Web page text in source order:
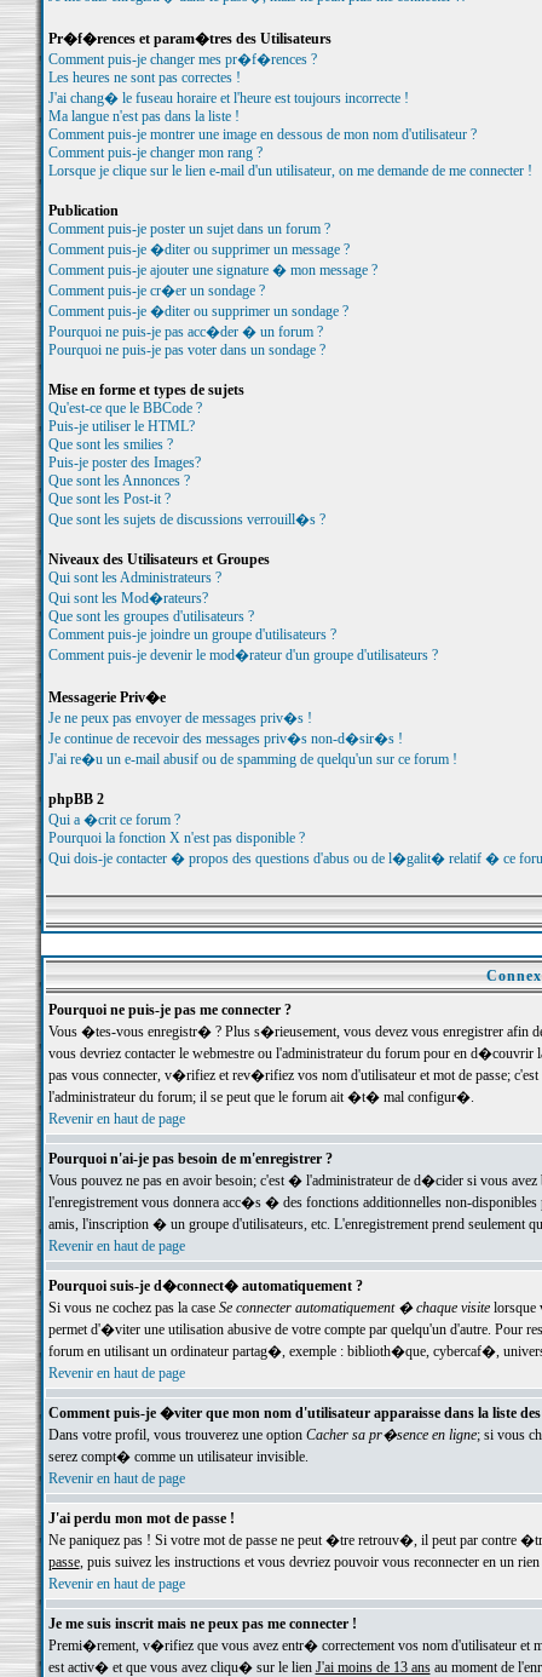
Pr�f�rences et param�tres des Utilisateurs
Comment puis-je changer mes pr�f�rences ?
Les heures ne sont pas correctes !
J'ai chang� le fuseau horaire et l'heure est toujours incorrecte !
Ma langue n'est pas dans la liste !
Comment puis-je montrer une image en dessous de mon nom d'utilisateur ?
Comment puis-je changer mon rang ?
Lorsque je clique sur le lien e-mail d'un utilisateur, on me demande de me connecter !
Publication
Comment puis-je poster un sujet dans un forum ?
Comment puis-je �diter ou supprimer un message ?
Comment puis-je ajouter une signature � mon message ?
Comment puis-je cr�er un sondage ?
Comment puis-je �diter ou supprimer un sondage ?
Pourquoi ne puis-je pas acc�der � un forum ?
Pourquoi ne puis-je pas voter dans un sondage ?
Mise en forme et types de sujets
Qu'est-ce que le BBCode ?
Puis-je utiliser le HTML?
Que sont les smilies ?
Puis-je poster des Images?
Que sont les Annonces ?
Que sont les Post-it ?
Que sont les sujets de discussions verrouill�s ?
Niveaux des Utilisateurs et Groupes
Qui sont les Administrateurs ?
Qui sont les Mod�rateurs?
Que sont les groupes d'utilisateurs ?
Comment puis-je joindre un groupe d'utilisateurs ?
Comment puis-je devenir le mod�rateur d'un groupe d'utilisateurs ?
Messagerie Priv�e
Je ne peux pas envoyer de messages priv�s !
Je continue de recevoir des messages priv�s non-d�sir�s !
J'ai re�u un e-mail abusif ou de spamming de quelqu'un sur ce forum !
phpBB 2
Qui a �crit ce forum ?
Pourquoi la fonction X n'est pas disponible ?
Qui dois-je contacter � propos des questions d'abus ou de l�galit� relatif � ce
Pourquoi ne puis-je pas me connecter ?
Vous �tes-vous enregistr� ? Plus s�rieusement, vous devez vous enregistrer
vous devriez contacter le webmestre ou l'administrateur du forum pour en
pas vous connecter, v�rifiez et rev�rifiez vos nom d'utilisateur et mot de passe;
l'administrateur du forum; il se peut que le forum ait �t� mal configur�.
Revenir en haut de page
Pourquoi n'ai-je pas besoin de m'enregistrer ?
Vous pouvez ne pas en avoir besoin; c'est � l'administrateur de d�cider si vous
l'enregistrement vous donnera acc�s � des fonctions additionnelles non-
amis, l'inscription � un groupe d'utilisateurs, etc. L'enregistrement prend seulement
Revenir en haut de page
Pourquoi suis-je d�connect� automatiquement ?
Si vous ne cochez pas la case Se connecter automatiquement � chaque visitelorsque
permet d'�viter une utilisation abusive de votre compte par quelqu'un d'autre. Pour
forum en utilisant un ordinateur partag�, exemple : biblioth�que, cybercaf�,
Revenir en haut de page
Comment puis-je �viter que mon nom d'utilisateur apparaisse dans la liste
Dans votre profil, vous trouverez une option Cacher sa pr�sence en ligne; si vous
serez compt� comme un utilisateur invisible.
Revenir en haut de page
J'ai perdu mon mot de passe !
Ne paniquez pas ! Si votre mot de passe ne peut �tre retrouv�, il peut par contre
passe, puis suivez les instructions et vous devriez pouvoir vous reconnecter en un rien
Revenir en haut de page
Je me suis inscrit mais ne peux pas me connecter !
Premi�rement, v�rifiez que vous avez entr� correctement vos nom d'utilisateur
est activ� et que vous avez cliqu� sur le lien J'ai moins de 13 ansau moment de